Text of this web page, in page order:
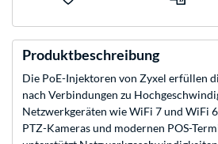
Produktbeschreibung
Die PoE-Injektoren von Zyxel erfüllen
nach Verbindungen zu
Netzwerkgeräten wie WiFi 7 und WiFi
PTZ-Kameras und modernen POS-